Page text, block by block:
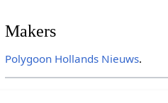
Makers
Polygoon Hollands Nieuws.